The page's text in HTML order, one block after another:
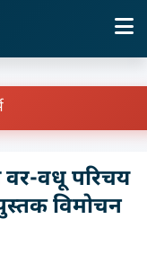
वर-वधू परिचय
विमोचन